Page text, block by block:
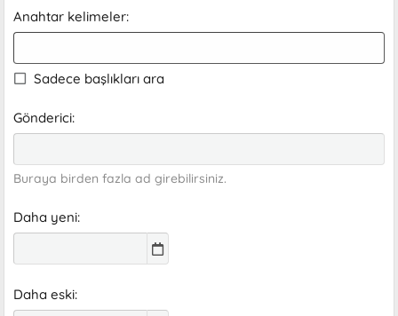
Anahtar kelimeler
Sadece başlıkları ara
Gönderici
Buraya birden fazla ad girebilirsiniz.
Daha yeni
Daha eski